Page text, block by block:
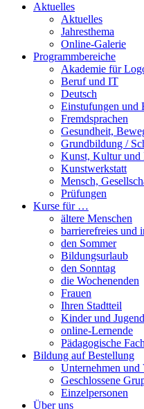
Aktuelles
Aktuelles
Jahresthema
Online-Galerie
Programmbereiche
Akademie für
Beruf und IT
Deutsch
Einstufungen und
Fremdsprachen
Gesundheit,
Grundbildung /
Kunst, Kultur und
Kunstwerkstatt
Mensch,
Prüfungen
Kurse für …
ältere Menschen
barrierefreies und
den Sommer
Bildungsurlaub
den Sonntag
die Wochenenden
Frauen
Ihren Stadtteil
Kinder und
online-Lernende
Pädagogische
Bildung auf Bestellung
Unternehmen und
Geschlossene
Einzelpersonen
Über uns